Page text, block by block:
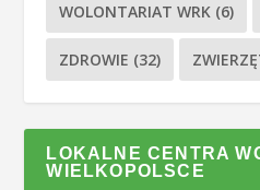
WOLONTARIAT WRK (6)
ZDROWIE (32)
LOKALNE CENTRA
WIELKOPOLSCE